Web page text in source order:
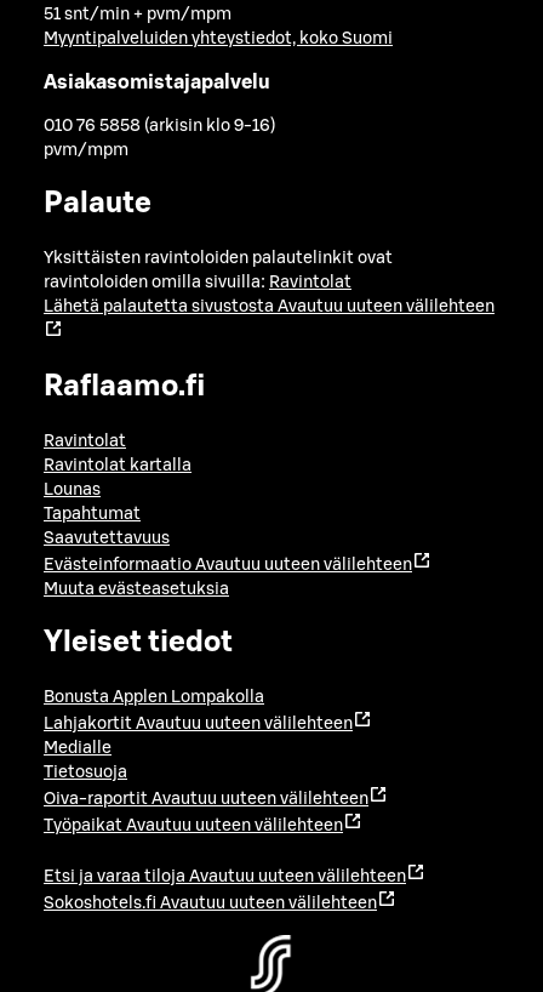
51 snt/min + pvm/mpm
Myyntipalveluiden yhteystiedot, koko Suomi
Asiakasomistajapalvelu
010 76 5858 (arkisin klo 9-16)
pvm/mpm
Palaute
Yksittäisten ravintoloiden palautelinkit ovat
ravintoloiden omilla sivuilla: Ravintolat
Lähetä palautetta sivustosta Avautuu uuteen välilehteen
Raflaamo.fi
Ravintolat
Ravintolat kartalla
Lounas
Tapahtumat
Saavutettavuus
Evästeinformaatio Avautuu uuteen välilehteen
Muuta evästeasetuksia
Yleiset tiedot
Bonusta Applen Lompakolla
Lahjakortit Avautuu uuteen välilehteen
Medialle
Tietosuoja
Oiva-raportit Avautuu uuteen välilehteen
Työpaikat Avautuu uuteen välilehteen
Etsi ja varaa tiloja Avautuu uuteen välilehteen
Sokoshotels.fi Avautuu uuteen välilehteen